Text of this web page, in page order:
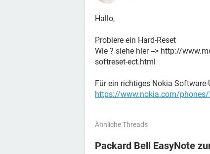
Hallo,
Probiere ein Hard-Reset
Wie ? siehe hier --> http://
softreset-ect.html
Für ein richtiges Nokia Software-
https://www.nokia.com/
Ähnliche Threads
Packard Bell EasyNote